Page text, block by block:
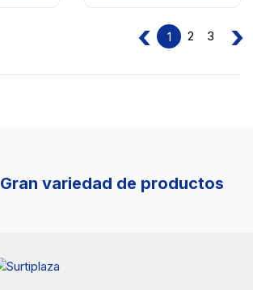
‹ 1 2 3 ›
Gran variedad de productos